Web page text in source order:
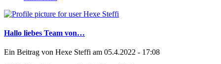
Hallo liebes Team von…
Ein Beitrag von Hexe Steffi am 05.4.2022 - 17:08